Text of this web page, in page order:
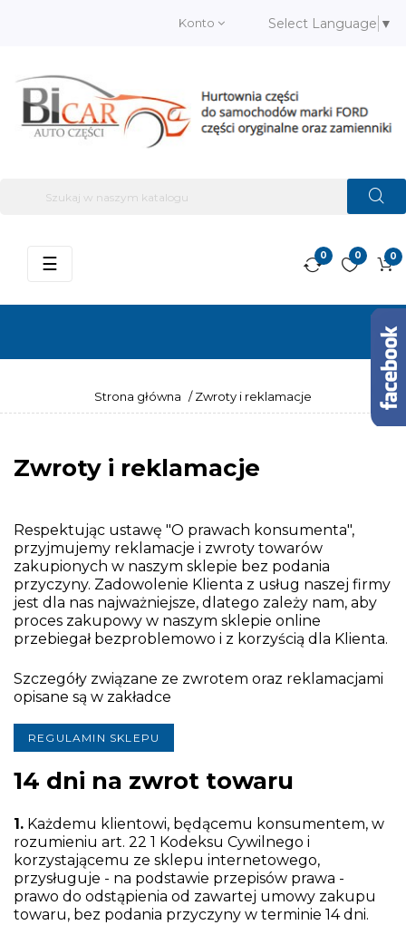
Konto Select Language ▼
0
0
0
Przełącz
☰
Strona główna / Zwroty i reklamacje
Zwroty i reklamacje
Respektując ustawę "O prawach konsumenta",
przyjmujemy reklamacje i zwroty towarów
zakupionych w naszym sklepie bez podania
przyczyny. Zadowolenie Klienta z usług naszej firmy
jest dla nas najważniejsze, dlatego zależy nam, aby
proces zakupowy w naszym sklepie online
przebiegał bezproblemowo i z korzyścią dla Klienta.
Szczegóły związane ze zwrotem oraz reklamacjami
opisane są w zakładce
REGULAMIN SKLEPU
14 dni na zwrot towaru
1. Każdemu klientowi, będącemu konsumentem, w
rozumieniu art. 22 1 Kodeksu Cywilnego i
korzystającemu ze sklepu internetowego,
przysługuje - na podstawie przepisów prawa -
prawo do odstąpienia od zawartej umowy zakupu
towaru, bez podania przyczyny w terminie 14 dni.